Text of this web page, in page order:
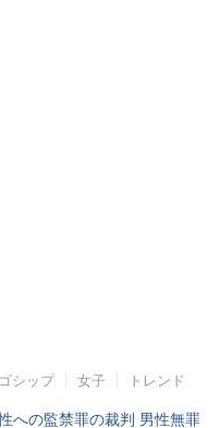
ゴシップ 女子 トレンド
への監禁罪の裁判 男性無罪